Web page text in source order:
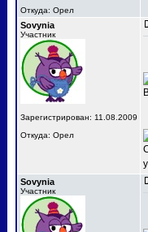
Откуда: Орел
Sovynia
Участник
Зарегистрирован: 11.08.2009
Откуда: Орел
Sovynia
Участник